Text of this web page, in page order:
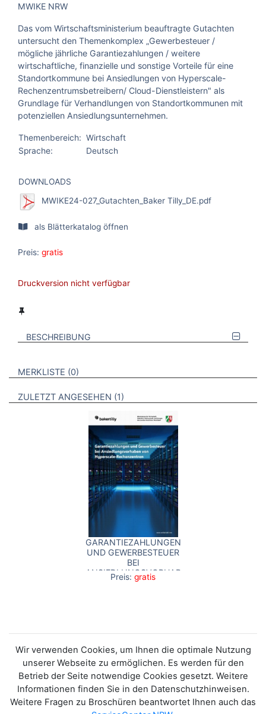
MWIKE NRW
Das vom Wirtschaftsministerium beauftragte Gutachten
untersucht den Themenkomplex „Gewerbesteuer /
mögliche jährliche Garantiezahlungen / weitere
wirtschaftliche, finanzielle und sonstige Vorteile für eine
Standortkommune bei Ansiedlungen von Hyperscale-
Rechenzentrumsbetreibern/ Cloud-Dienstleistern" als
Grundlage für Verhandlungen von Standortkommunen mit
potenziellen Ansiedlungsunternehmen.
Themenbereich: Wirtschaft
Sprache:
Deutsch
DOWNLOADS
MWIKE24-027_Gutachten_Baker Tilly_DE.pdf
als Blätterkatalog öffnen
Preis: gratis
Druckversion nicht verfügbar
BESCHREIBUNG
VERWEISE AUF VERMERKTE- ODER ZULETZT ANGESEHENE
MERKLISTE 0 BROSCHÜREN
ZULETZT ANGESEHEN 1 BROSCHÜREN
GARANTIEZAHLUNGEN
UND GEWERBESTEUER
BEI
ANSIEDLUNGSVORHABEN
VON HYPERSCALE-
Preis: gratis
Wir verwenden Cookies, um Ihnen die optimale Nutzung
unserer Webseite zu ermöglichen. Es werden für den
Betrieb der Seite notwendige Cookies gesetzt. Weitere
Informationen finden Sie in den Datenschutzhinweisen.
Weitere Fragen zu Broschüren beantwortet Ihnen auch das